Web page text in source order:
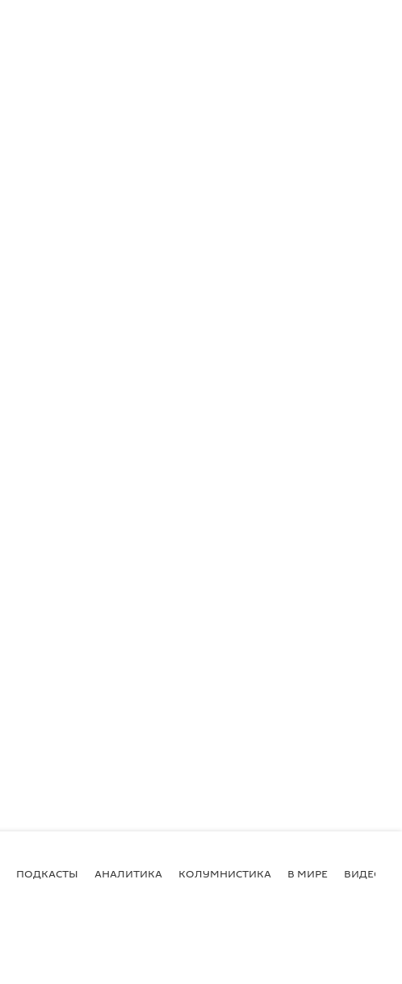
ПОДКАСТЫ АНАЛИТИКА КОЛУМНИСТИКА В МИРЕ ВИДЕО